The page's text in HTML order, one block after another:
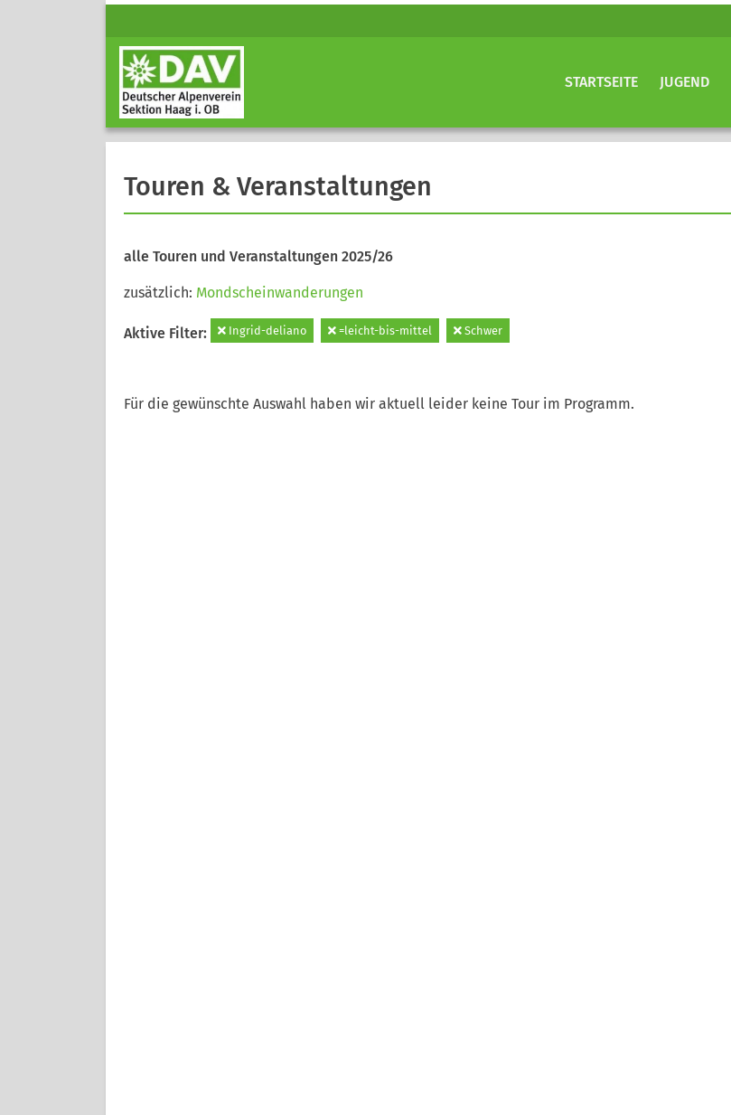
STARTSEITE JUGEND
Touren & Veranstaltungen
alle Touren und Veranstaltungen 2025/26
zusätzlich: Mondscheinwanderungen
Aktive Filter: Ingrid-deliano =leicht-bis-mittel Schwer
Für die gewünschte Auswahl haben wir aktuell leider keine Tour im Programm.